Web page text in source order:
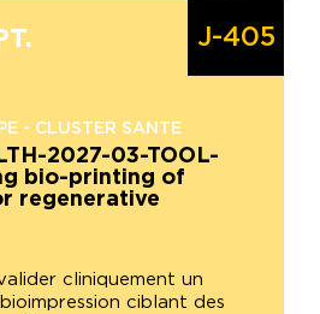
J-405
- CLUSTER SANTE
2027-03-TOOL-
bio-printing of
regenerative
cliniquement un
ciblant des